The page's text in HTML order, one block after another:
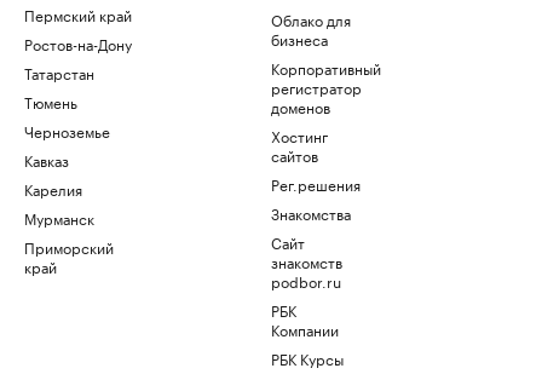
Пермский край
Ростов-на-Дону
Татарстан
Тюмень
Черноземье
Кавказ
Карелия
Мурманск
Приморский
край
Облако для
бизнеса
Корпоративный
регистратор
доменов
Хостинг
сайтов
Рег.решения
Знакомства
Сайт
знакомств
podbor.ru
РБК
Компании
РБК Курсы